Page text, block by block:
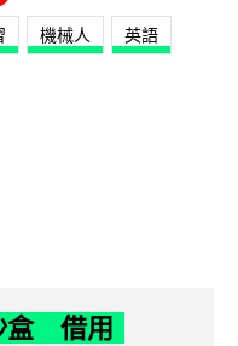
機械人 英語
盒 借用